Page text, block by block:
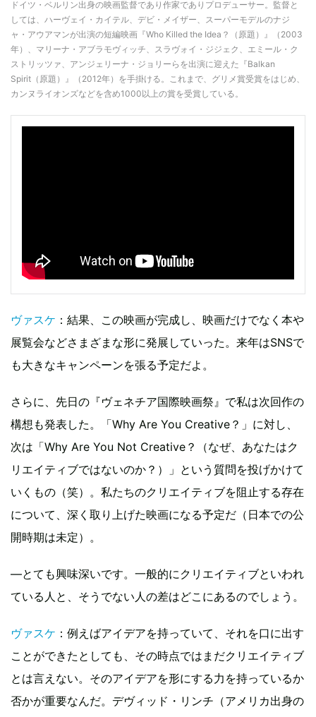
ドイツ・ベルリン出身の映画監督であり作家でありプロデューサー。監督と
しては、ハーヴェイ・カイテル、デビ・メイザー、スーパーモデルのナジ
ャ・アウアマンが出演の短編映画『Who Killed the Idea？（原題）』（2003
年）、マリーナ・アブラモヴィッチ、スラヴォイ・ジジェク、エミール・ク
ストリッツァ、アンジェリーナ・ジョリーらを出演に迎えた『Balkan
Spirit（原題）』（2012年）を手掛ける。これまで、グリメ賞受賞をはじめ、
カンヌライオンズなどを含め1000以上の賞を受賞している。
ヴァスケ ：結果、この映画が完成し、映画だけでなく本や
展覧会などさまざまな形に発展していった。来年はSNSで
も大きなキャンペーンを張る予定だよ。
さらに、先日の『ヴェネチア国際映画祭』で私は次回作の
構想も発表した。「Why Are You Creative？」に対し、
次は「Why Are You Not Creative？（なぜ、あなたはク
リエイティブではないのか？）」という質問を投げかけて
いくもの（笑）。私たちのクリエイティブを阻止する存在
について、深く取り上げた映画になる予定だ（日本での公
開時期は未定）。
―とても興味深いです。一般的にクリエイティブといわれ
ている人と、そうでない人の差はどこにあるのでしょう。
ヴァスケ ：例えばアイデアを持っていて、それを口に出す
ことができたとしても、その時点ではまだクリエイティブ
とは言えない。そのアイデアを形にする力を持っているか
否かが重要なんだ。デヴィッド・リンチ（アメリカ出身の